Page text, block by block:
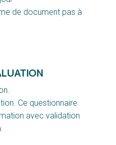
de document pas à
Ce questionnaire
avec validation